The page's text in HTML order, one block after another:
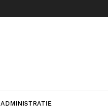
ADMINISTRATIE